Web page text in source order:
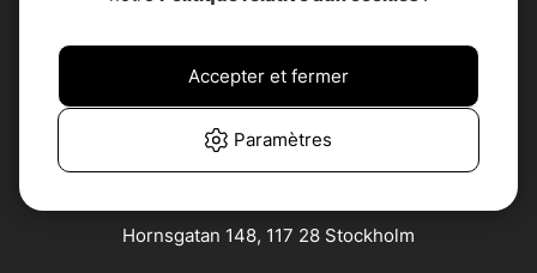
Service client
Söder Sportfiske AB
Hornsgatan 148, 117 28 Stockholm
Paramètres
Accepter et fermer